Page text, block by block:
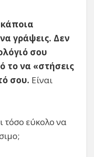
κάποια
γράψεις. Δεν
σου
το να «στήσεις
σου. Είναι
τόσο εύκολο να